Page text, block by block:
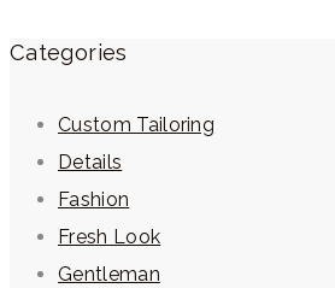
Categories
Custom Tailoring
Details
Fashion
Fresh Look
Gentleman